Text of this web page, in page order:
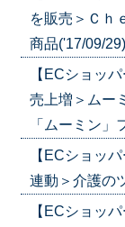
を販売＞Ｃｈ
商品('17/09/29)
【ECショッ
売上増＞ムー
「ムーミン」
【ECショッ
連動＞介護の
【ECショッ